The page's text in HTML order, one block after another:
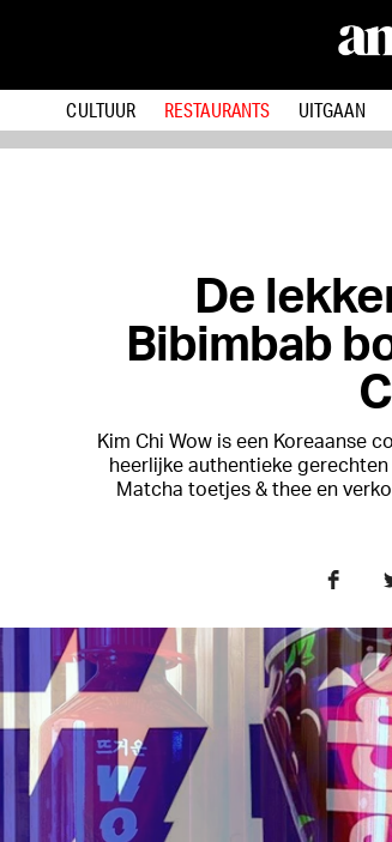
CULTUUR RESTAURANTS UITGAAN
De
Bibimbab
Kim Chi Wow is een Koreaanse
heerlijke authentieke
Matcha toetjes & thee en